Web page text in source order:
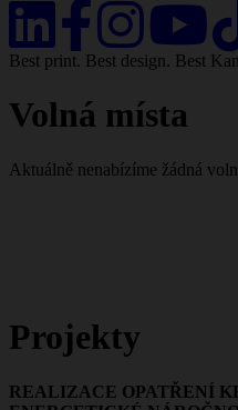
Best print. Best design. Best
Volná místa
Aktuálně nenabízíme žádná
Projekty
REALIZACE OPATŘENÍ